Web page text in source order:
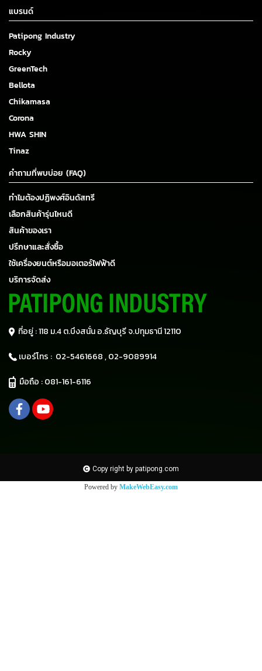
แบรนด์
Patipong Industry
Rocky
GreenTech
Bellota
Chikamasa
Corona
HWA SHIN
Tinaz
คำถามที่พบบ่อย (FAQ)
ทำไมต้องปฏิพงศ์อินดัสทรี
เลือกสินค้ารุ่นไหนดี
สินค้าของเรา
ปรึกษาและสั่งซื้อ
ใช้เครื่องยนต์หรือมอเตอร์ไฟฟ้าดี
บริการจัดส่ง
ที่อยู่ : 118 ม.4 ต.บึงสนั่น อ.ธัญบุรีจ.ปทุมธานี 12110
เบอร์โทร : 02-5461668 ,02-9089914
มือถือ :081-161-6116
Copy right by patipong.com
Powered by MakeWebEasy.com